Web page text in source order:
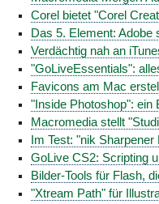
Corel bietet "Corel
Das 5. Element:
Verdächtig nah an
"GoLiveEssentials":
Favicons am Mac
"Inside Photoshop": ein
Macromedia stellt
Im Test: "nik
GoLive CS2: Scripting
Bilder-Tools für Flash,
"Xtream Path" für